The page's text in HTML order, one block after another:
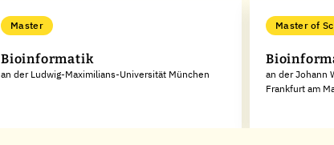
Master
Bioinformatik
an der Ludwig-Maximilians-Universität München
Master of
an der Johann
Frankfurt am